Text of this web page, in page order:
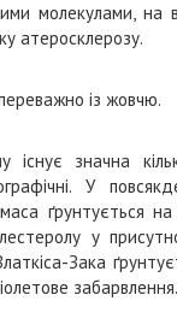
молекулами, на
атеросклерозу.
із жовчю.
значна
У
ґрунтується
у
Зака
забарвлення.